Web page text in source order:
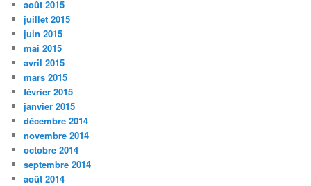
août 2015
juillet 2015
juin 2015
mai 2015
avril 2015
mars 2015
février 2015
janvier 2015
décembre 2014
novembre 2014
octobre 2014
septembre 2014
août 2014